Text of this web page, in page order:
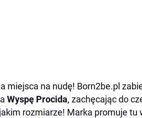
miejsca na nudę! Born2be.pl
Wyspę Procida, zachęcając do
rozmiarze! Marka promuje tu